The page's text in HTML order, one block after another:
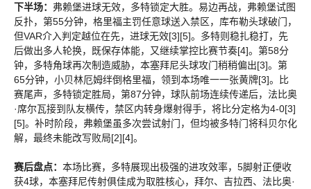
下半场： 弗赖堡进球无效，多特锁定大胜。易边再战，弗赖堡试图
反扑，第55分钟，格里福主罚任意球送入禁区，库布勒头球破门，
但VAR介入判定越位在先，进球无效[3][5]。多特则稳扎稳打，先
后做出多人轮换，既保存体能，又继续掌控比赛节奏[4]。第58分
钟，多特角球再次制造威胁，本塞拜尼头球攻门稍稍偏出[3]。第
65分钟，小贝林厄姆绊倒格里福，领到本场唯一一张黄牌[3]。比
赛尾声，多特锁定胜局，第87分钟，球队前场连续传递后，法比奥
·席尔瓦接到队友横传，禁区内转身爆射得手，将比分定格为4-0[3]
[5]。补时阶段，弗赖堡虽多次尝试射门，但均被多特门将科贝尔化
解，最终未能改写败局[2][4]。
赛后盘点： 本场比赛，多特展现出极强的进攻效率，5脚射正便收
获4球，本塞拜尼传射俱佳成为取胜核心，拜尔、吉拉西、法比奥·